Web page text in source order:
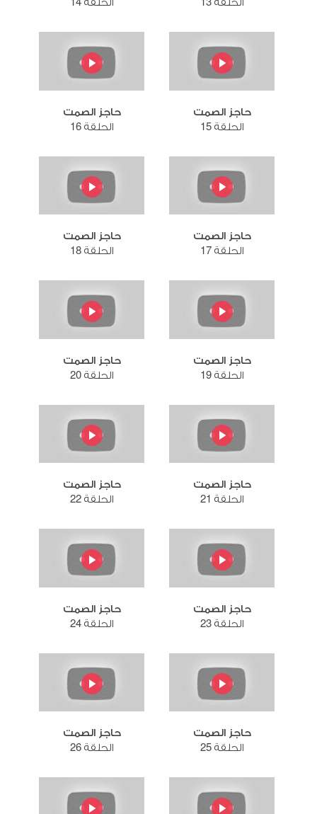
حاجز الصمت
الحلقة 15
حاجز الصمت
الحلقة 16
حاجز الصمت
الحلقة 17
حاجز الصمت
الحلقة 18
حاجز الصمت
الحلقة 19
حاجز الصمت
الحلقة 20
حاجز الصمت
الحلقة 21
حاجز الصمت
الحلقة 22
حاجز الصمت
الحلقة 23
حاجز الصمت
الحلقة 24
حاجز الصمت
الحلقة 25
حاجز الصمت
الحلقة 26